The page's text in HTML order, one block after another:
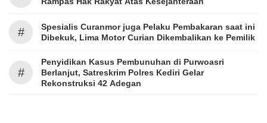
#
Spesialis Curanmor juga Pelaku Pembakaran saat ini
Dibekuk, Lima Motor Curian Dikembalikan ke Pemilik
#
Penyidikan Kasus Pembunuhan di Purwoasri
Berlanjut, Satreskrim Polres Kediri Gelar
Rekonstruksi 42 Adegan